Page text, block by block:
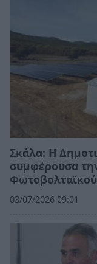
Σκάλα: Η
συμφέρουσα
03/07/2026 09:01